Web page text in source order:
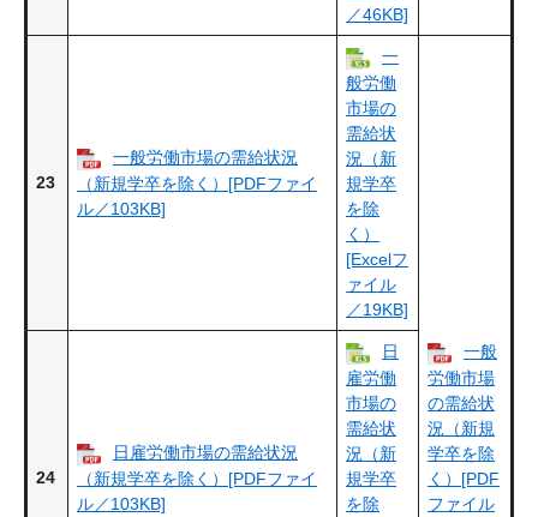
／46KB]
23
一般労働市場の需給状況
（新規学卒を除く）[PDFファイ
ル／103KB]
一
般労働
市場の
需給状
況（新
規学卒
を除
く）
[Excelフ
ァイル
／19KB]
一般
労働市場
の需給状
況（新規
学卒を除
く）[PDF
ファイル
24
日雇労働市場の需給状況
（新規学卒を除く）[PDFファイ
ル／103KB]
日
雇労働
市場の
需給状
況（新
規学卒
を除